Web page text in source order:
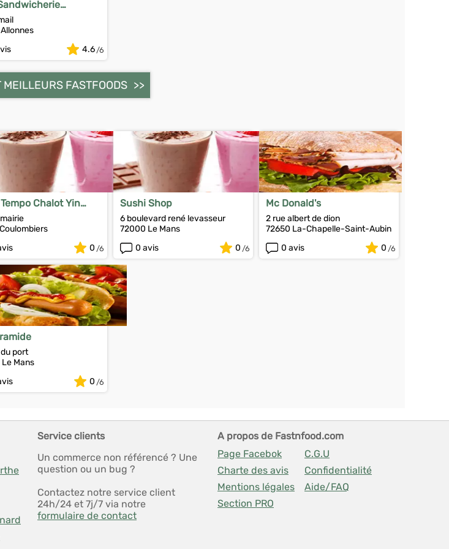
4.6
FASTFOODS
Chalot Yin
0
Sushi Shop
6 boulevard rené levasseur
72000 Le Mans
0 avis
0
Mc Donald's
2 rue albert de dion
72650 La-Chapelle-Saint-Aubin
0 avis
0
port
Mans
0
Service clients
Un commerce non référencé ? Une
question ou un bug ?
Contactez notre service client
24h/24 et 7j/7 via notre
formulaire de contact
A propos de Fastnfood.com
Page Facebok
C.G.U
Charte des avis
Confidentialité
Mentions légales
Aide/FAQ
Section PRO